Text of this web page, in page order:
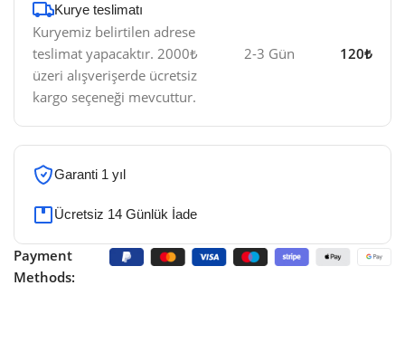
Kurye teslimatı​
Kuryemiz belirtilen adrese
teslimat yapacaktır. 2000₺
üzeri alışverişerde ücretsiz
kargo seçeneği mevcuttur.
2-3 Gün 120₺
Garanti 1 yıl
Ücretsiz 14 Günlük İade
Payment
Methods: